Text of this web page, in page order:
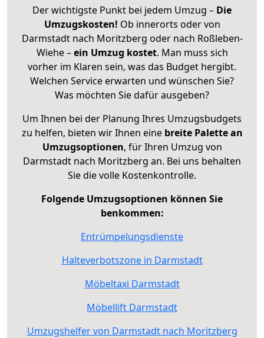
Der wichtigste Punkt bei jedem Umzug – Die
Umzugskosten! Ob innerorts oder von
Darmstadt nach Moritzberg oder nach Roßleben-
Wiehe –ein Umzug kostet. Man muss sich
vorher im Klaren sein, was das Budget hergibt.
Welchen Service erwarten und wünschen Sie?
Was möchten Sie dafür ausgeben?
Um Ihnen bei der Planung Ihres Umzugsbudgets
zu helfen, bieten wir Ihnen eine breite Palette an
Umzugsoptionen, für Ihren Umzug von
Darmstadt nach Moritzberg an. Bei uns behalten
Sie die volle Kostenkontrolle.
Folgende Umzugsoptionen können Sie
benkommen:
Entrümpelungsdienste
Halteverbotszone in Darmstadt
Möbeltaxi Darmstadt
Möbellift Darmstadt
Umzugshelfer von Darmstadt nach Moritzberg